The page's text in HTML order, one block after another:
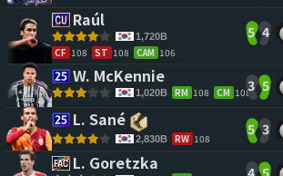
Raúl
1,720B
CF 108 ST 108 CAM 106
5 4
W. McKennie
1,020B RM 108 CM 1083 5
L. Sané
2,830B RW 108
5 3
L. Goretzka